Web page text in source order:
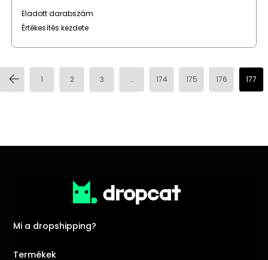
Eladott darabszám
Értékesítés kezdete
1 2 3 … 174 175 176 177
Mi a dropshipping?
Termékek